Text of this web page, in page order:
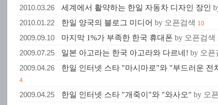
2010.03.26
세계에서 활약하는 한일 자동차 디자인 장인
2010.01.22
한일 양국의 블로그 미디어 by 오픈검색 10
2009.09.10 마지막 1%가 부족한 한국 휴대폰 by 오픈검색
2009.07.25 일본 아고라는 한국 아고라와 다르네! by 오
2009.04.26
한일 인터넷 스타 "마시마로"와 "부드러운 전
4
2009.04.25 한일 인터넷 스타 "개죽이"와 "와사오" by 오